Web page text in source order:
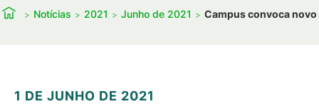
Notícias 2021 Junho de 2021 Campus convoca novo
1 DE JUNHO DE 2021